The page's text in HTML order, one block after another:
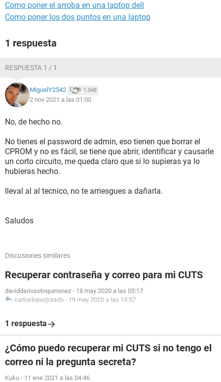
Como poner el arroba en una laptop dell
Como poner los dos puntos en una laptop
1 respuesta
RESPUESTA 1 / 1
MiguelY2542 1.048
2 nov 2021 a las 01:00
No, de hecho no.
No tienes el password de admin, eso tienen que borrar el
CPROM y no es fácil, se tiene que abrir, identificar y causarle
un corto circuito, me queda claro que si lo supieras ya lo
hubieras hecho.
lleval al al tecnico, no te arriesgues a dañarla.
Saludos
Discusiones similares
Recuperar contraseña y correo para mi CUTS
daviddariosotoquinonez - 18 may 2020 a las 05:17
carloslopezjurado - 19 may 2020 a las 15:57
1 respuesta
¿Cómo puedo recuperar mi CUTS si no tengo el
correo ni la pregunta secreta?
Kuku - 11 ene 2021 a las 04:46